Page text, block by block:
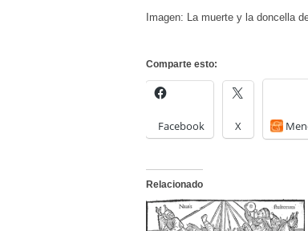
Imagen: La muerte y la doncella
Comparte esto:
Facebook X
Relacionado